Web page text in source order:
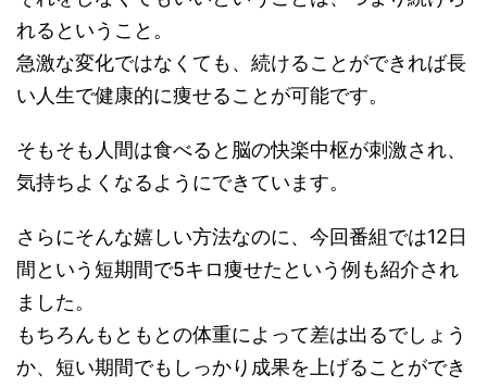
れるということ。
急激な変化ではなくても、続けることができれば長
い人生で健康的に痩せることが可能です。
そもそも人間は食べると脳の快楽中枢が刺激され、
気持ちよくなるようにできています。
さらにそんな嬉しい方法なのに、今回番組では12日
間という短期間で5キロ痩せたという例も紹介され
ました。
もちろんもともとの体重によって差は出るでしょう
か、短い期間でもしっかり成果を上げることができ